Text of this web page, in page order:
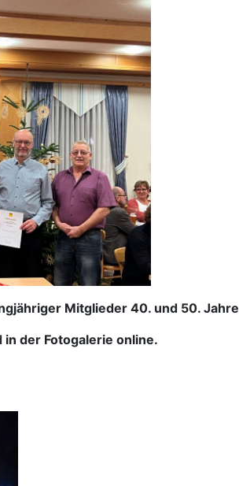
Mitglieder 40. und 50. Jahre
Fotogalerie online.